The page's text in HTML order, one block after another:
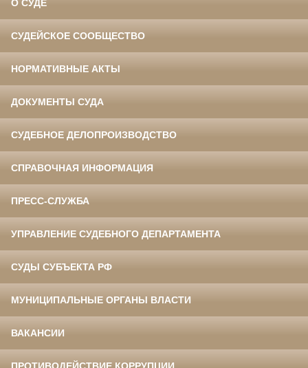
О СУДЕ
СУДЕЙСКОЕ СООБЩЕСТВО
НОРМАТИВНЫЕ АКТЫ
ДОКУМЕНТЫ СУДА
СУДЕБНОЕ ДЕЛОПРОИЗВОДСТВО
СПРАВОЧНАЯ ИНФОРМАЦИЯ
ПРЕСС-СЛУЖБА
УПРАВЛЕНИЕ СУДЕБНОГО ДЕПАРТАМЕНТА
СУДЫ СУБЪЕКТА РФ
МУНИЦИПАЛЬНЫЕ ОРГАНЫ ВЛАСТИ
ВАКАНСИИ